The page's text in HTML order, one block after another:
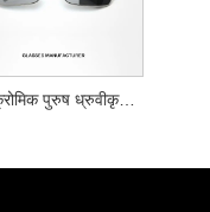
फोटोक्रोमिक पुरुष ध्रुवीकृत पायलट ड्राइभ गर्दै एन्टि-ग्लेयर सनग्लासहरू